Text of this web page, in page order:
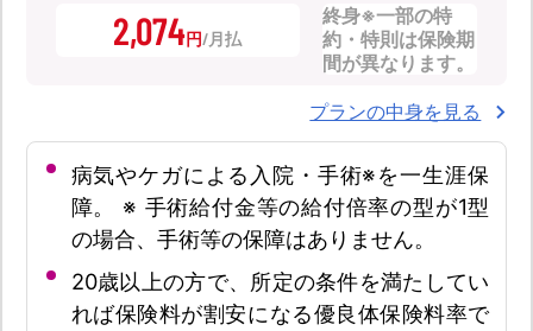
2,074円
終身※一部の特
約・特則は保険期
間が異なります。
プランの中身を見る
病気やケガによる入院・手術※を一生涯保
障。 ※ 手術給付金等の給付倍率の型が1型
の場合、手術等の保障はありません。
20歳以上の方で、所定の条件を満たしてい
れば保険料が割安になる優良体保険料率で